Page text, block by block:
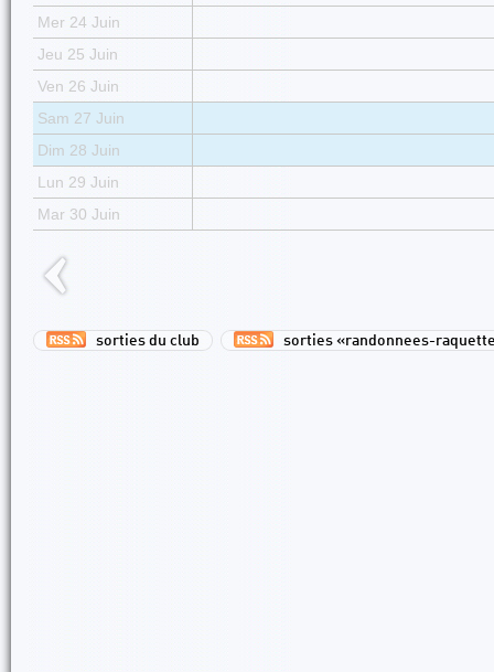
Mer 24 Juin
Jeu 25 Juin
Ven 26 Juin
Sam 27 Juin
Dim 28 Juin
Lun 29 Juin
Mar 30 Juin
sorties du club sorties «randonnees-